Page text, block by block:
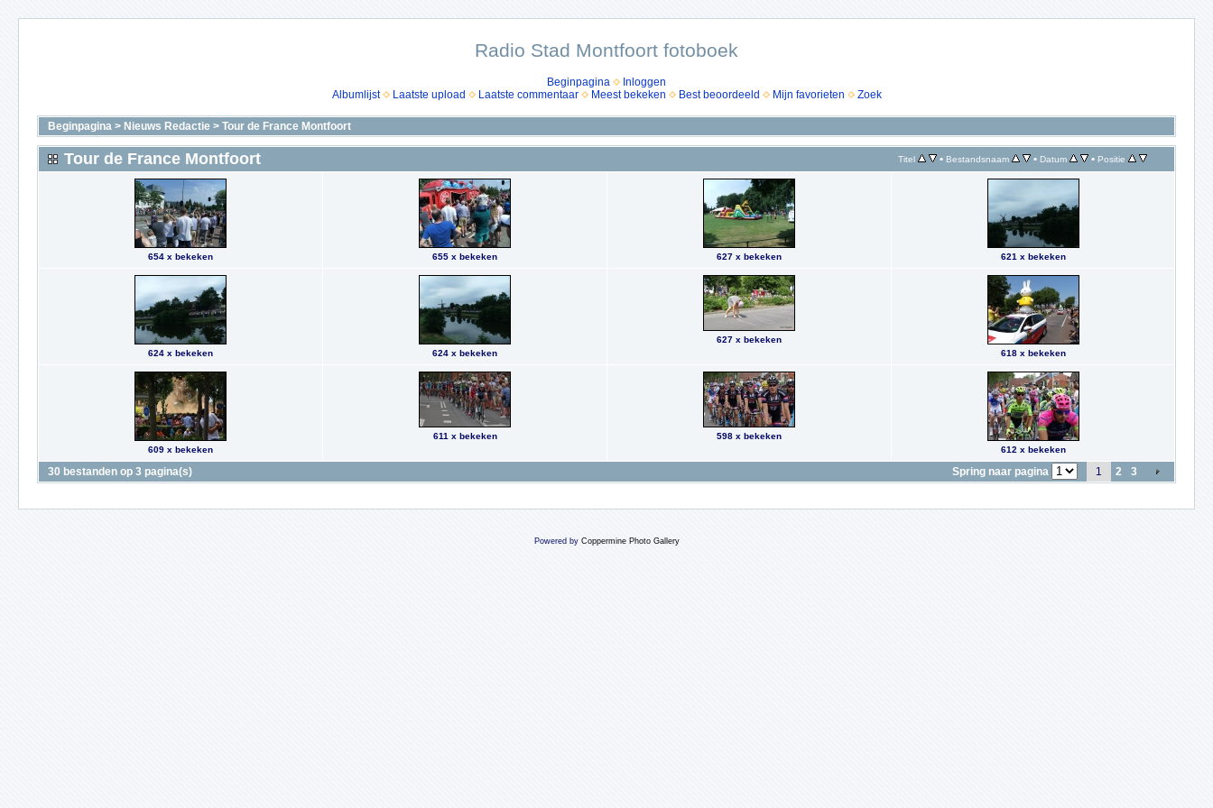
Radio Stad Montfoort fotoboek
Beginpagina
Inloggen
Albumlijst
Laatste upload Laatste commentaar Meest bekeken Best beoordeeld Mijn favorieten Zoek
Beginpagina > Nieuws Redactie > Tour de France Montfoort
Tour de France Montfoort Titel • Bestandsnaam • Datum • Positie
654 x bekeken 655 x bekeken 627 x bekeken 621 x bekeken
624 x bekeken 624 x bekeken
627 x bekeken
618 x bekeken
609 x bekeken
611 x bekeken
598 x bekeken
612 x bekeken
30 bestanden op 3 pagina(s) Spring naar pagina 1 2 3
Powered by Coppermine Photo Gallery